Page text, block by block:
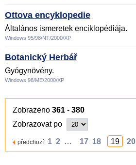
Ottova encyklopedie
Általános ismeretek enciklopédiája.
Windows 95/98/NT/2000/XP
Botanický Herbář
Gyógynövény.
Windows 98/ME/2000/XP
Zobrazeno 361 - 380
Zobrazovat po
předchozí 1 2 … 17 18 19 20